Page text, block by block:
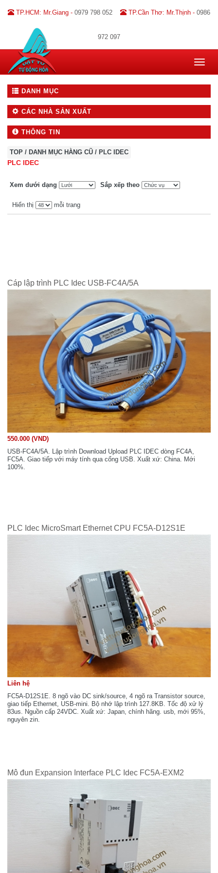
TP.HCM: Mr.Giang - 0979 798 052 TP.Cần Thơ: Mr.Thịnh - 0986
972 097
Toggle
DANH MỤC
CÁC NHÀ SẢN XUẤT
THÔNG TIN
TOP / DANH MỤC HÀNG CŨ / PLC IDEC
PLC IDEC
Xem dưới dạng Sắp xếp theo
Hiển thị mỗi trang
Cáp lập trình PLC Idec USB-FC4A/5A
550.000 (VND)
USB-FC4A/5A. Lập trình Download Upload PLC IDEC dòng FC4A,
FC5A. Giao tiếp với máy tính qua cổng USB. Xuất xứ: China. Mới
100%.
PLC Idec MicroSmart Ethernet CPU FC5A-D12S1E
Liên hệ
FC5A-D12S1E. 8 ngõ vào DC sink/source, 4 ngõ ra Transistor source,
giao tiếp Ethernet, USB-mini. Bộ nhớ lập trình 127.8KB. Tốc độ xử lý
83us. Nguồn cấp 24VDC. Xuất xứ: Japan, chính hãng. usb, mới 95%,
nguyên zin.
Mô đun Expansion Interface PLC Idec FC5A-EXM2